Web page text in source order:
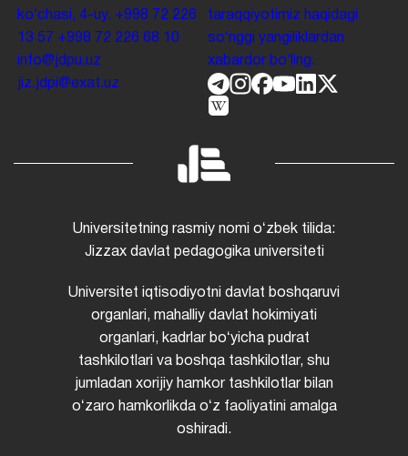
koʻchasi, 4-uy. +998 72 226
13 57 +998 72 226 68 10
info@jdpu.uz
jiz.jdpi@exat.uz
taraqqiyotimiz haqidagi
soʻnggi yangiliklardan
xabardor boʻling.
Universitetning rasmiy nomi oʻzbek tilida:
Jizzax davlat pedagogika universiteti
Universitet iqtisodiyotni davlat boshqaruvi
organlari, mahalliy davlat hokimiyati
organlari, kadrlar boʻyicha pudrat
tashkilotlari va boshqa tashkilotlar, shu
jumladan xorijiy hamkor tashkilotlar bilan
oʻzaro hamkorlikda oʻz faoliyatini amalga
oshiradi.